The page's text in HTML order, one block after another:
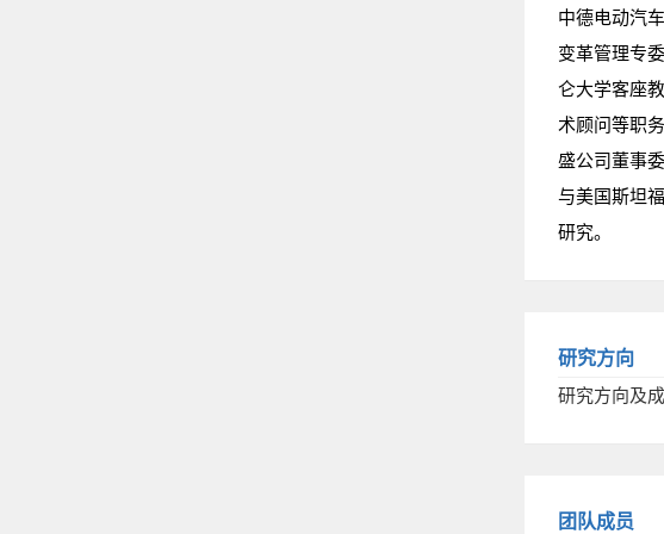
中德电动汽
变革管理专
仑大学客座
术顾问等职
盛公司董事
与美国斯坦
研究。
研究方向
研究方向及
团队成员